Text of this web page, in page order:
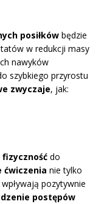
posiłków będzie
w redukcji masy
nawyków
szybkiego przyrostu
zwyczaje, jak:
do
ćwiczenia nie tylko
pozytywnie
postępów